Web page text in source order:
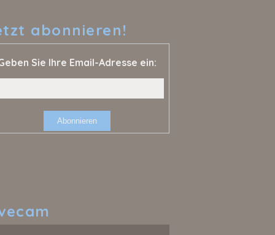
abonnieren!
Sie Ihre Email-Adresse ein: